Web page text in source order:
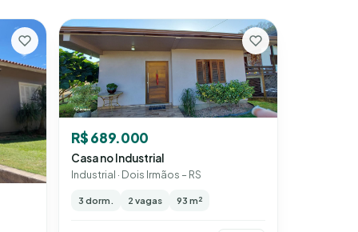
R$ 689.000
Casa no Industrial
Industrial · Dois Irmãos – RS
3 dorm. 2 vagas 93 m²